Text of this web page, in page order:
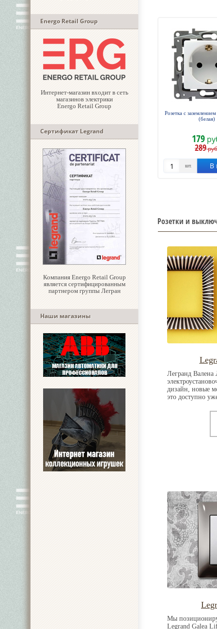
Energo Retail Group
Интернет-магазин входит в сеть
магазинов электрики
Energo Retail Group
Сертификат Legrand
Компания Energo Retail Group
является сертифицированным
партнером группы Легран
Наши магазины
Розетка с
(белая)
179
289
шт. В
Розетки и
Легранд
дизайн, новые
это доступно
Мы
Legrand Galea